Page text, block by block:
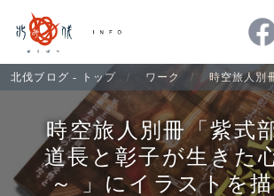
北伐ブログ - トップ ワーク 時空旅人別
時空旅人別冊「紫式
道長と彰子が生きた
～ 」にイラストを